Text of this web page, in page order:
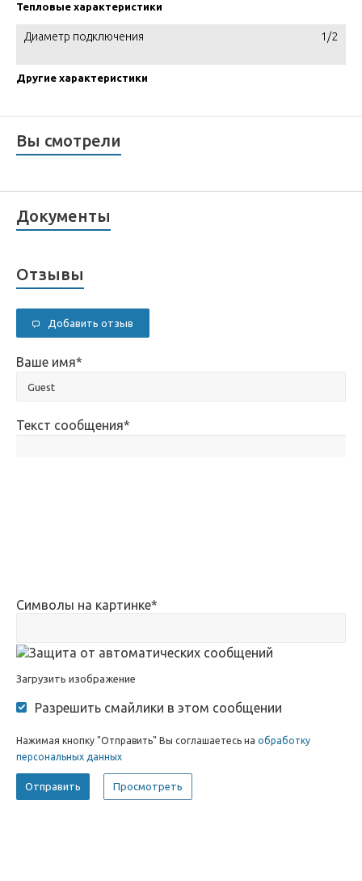
Тепловые характеристики
Диаметр подключения 1/2
Другие характеристики
Вы смотрели
Документы
Отзывы
Добавить отзыв
Ваше имя*
Текст сообщения*
Символы на картинке*
Загрузить изображение
Разрешить смайлики в этом сообщении
Нажимая кнопку "Отправить" Вы соглашаетесь на обработку
персональных данных